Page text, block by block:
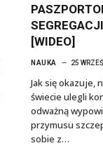
[WIDEO]
NAUKA 25
Jak się okazuje,
świecie ulegli
odważną
przymusu
sobie z…